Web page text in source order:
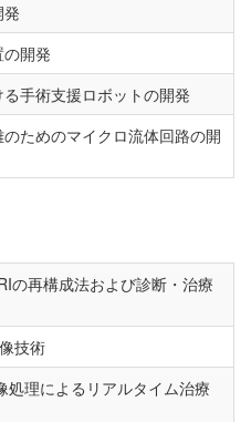
開発
手術支援ロボットの開発
ためのマイクロ流体回路の開
の再構成法および診断・治療
技術
処理によるリアルタイム治療